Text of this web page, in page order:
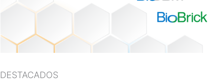
DESTACADOS